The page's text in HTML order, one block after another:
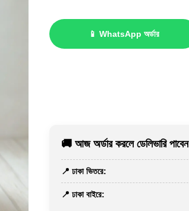
📱 WhatsApp অর্ডার
🚚 আজ অর্ডার করলে ডেলিভারি পাবেন
📍 ঢাকা ভিতরে:
📍 ঢাকা বাইরে: